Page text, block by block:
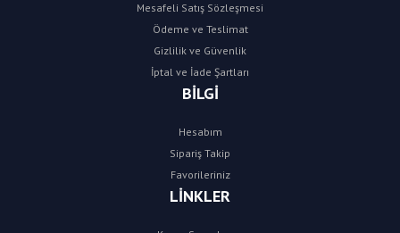
Mesafeli Satış Sözleşmesi
Ödeme ve Teslimat
Gizlilik ve Güvenlik
İptal ve İade Şartları
BİLGİ
Hesabım
Sipariş Takip
Favorileriniz
LİNKLER